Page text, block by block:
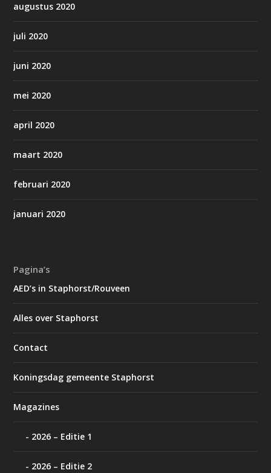
augustus 2020
juli 2020
juni 2020
mei 2020
april 2020
maart 2020
februari 2020
januari 2020
Pagina’s
AED’s in Staphorst/Rouveen
Alles over Staphorst
Contact
Koningsdag gemeente Staphorst
Magazines
2026 – Editie 1
2026 – Editie 2